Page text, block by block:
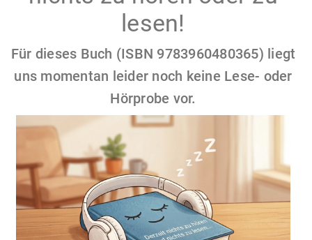
lesen!
Für dieses Buch (ISBN 9783960480365) liegt
uns momentan leider noch keine Lese- oder
Hörprobe vor.